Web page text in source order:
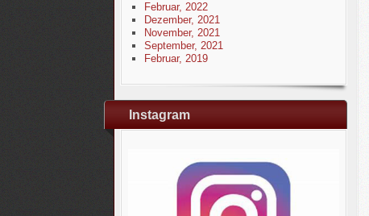
Februar, 2022
Dezember, 2021
November, 2021
September, 2021
Februar, 2019
Instagram